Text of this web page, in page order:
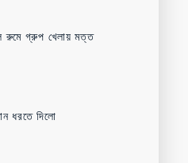
রুমে গ্রুপ খেলায় মত্ত
ধরতে দিলো